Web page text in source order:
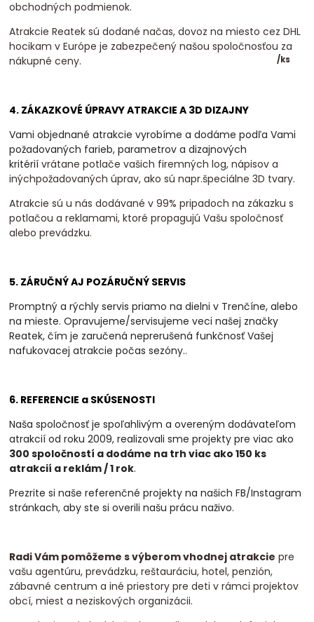
/ks
obchodných podmienok.
Atrakcie Reatek sú dodané načas, dovoz na miesto cez DHL
hocikam v Európe je zabezpečený našou spoločnosťou za
nákupné ceny.
4. ZÁKAZKOVÉ ÚPRAVY ATRAKCIE A 3D DIZAJNY
Vami objednané atrakcie vyrobíme a dodáme podľa Vami
požadovaných farieb, parametrov a dizajnových
kritérií vrátane potlače vašich firemných log, nápisov a
inýchpožadovaných úprav, ako sú napr.špeciálne 3D tvary.
Atrakcie sú u nás dodávané v 99% pripadoch na zákazku s
potlačou a reklamami, ktoré propagujú Vašu spoločnosť
alebo prevádzku.
5. ZÁRUČNÝ AJ POZÁRUČNÝ SERVIS
Promptný a rýchly servis priamo na dielni v Trenčíne, alebo
na mieste. Opravujeme/servisujeme veci našej značky
Reatek, čím je zaručená neprerušená funkčnosť Vašej
nafukovacej atrakcie počas sezóny..
6. REFERENCIE a SKÚSENOSTI
Naša spoločnosť je spoľahlivým a overeným dodávateľom
atrakcií od roku 2009, realizovalisme projekty pre viac ako
300 spoločností a dodáme na trh viac ako 150 ks
atrakcií a reklám / 1 rok.
Prezrite si naše referenčné projekty na našich FB/Instagram
stránkach, aby ste si overili našu prácu naživo.
Radi Vám pomôžeme s výberom vhodnej atrakcie pre
vašu agentúru, prevádzku, reštauráciu, hotel, penzión,
zábavné centrum a iné priestory pre deti v rámci projektov
obcí, miest a neziskových organizácii.